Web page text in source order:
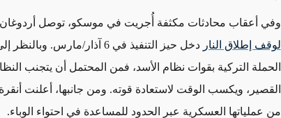
وفي أعقاب محادثات مكثفة أُجريت في موسكو، توصل أردوغان
لوقف إطلاق النار
دخل حيز التنفيذ في 6 آذار/
الحملة التركية بقوات نظام الأسد، فمن المحتمل أن يتجنب
من عملياتها العسكرية عبر الحدود للمساعدة في احتواء الوباء.